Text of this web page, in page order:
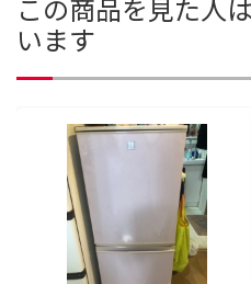
この商品を見た人
います